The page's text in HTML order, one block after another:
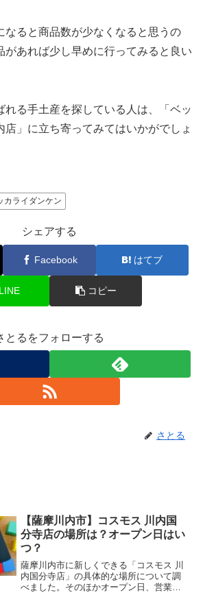
なると商品数が少なくなると思うの
があれば少し早めに行ってみると良い
れる手土産を探している人は、「ベッ
店」に立ち寄ってみてはいかがでしょ
カライダンケン
シェアする
Facebook はてブ
LINE コピー
とるをフォローする
さとる
【薩摩川内市】コスモス 川内国
分寺店の場所は？オープン日はい
つ？
薩摩川内市に新しくできる「コスモス 川
内国分寺店」の具体的な場所について調
べました。そのほかオープン日、営業時